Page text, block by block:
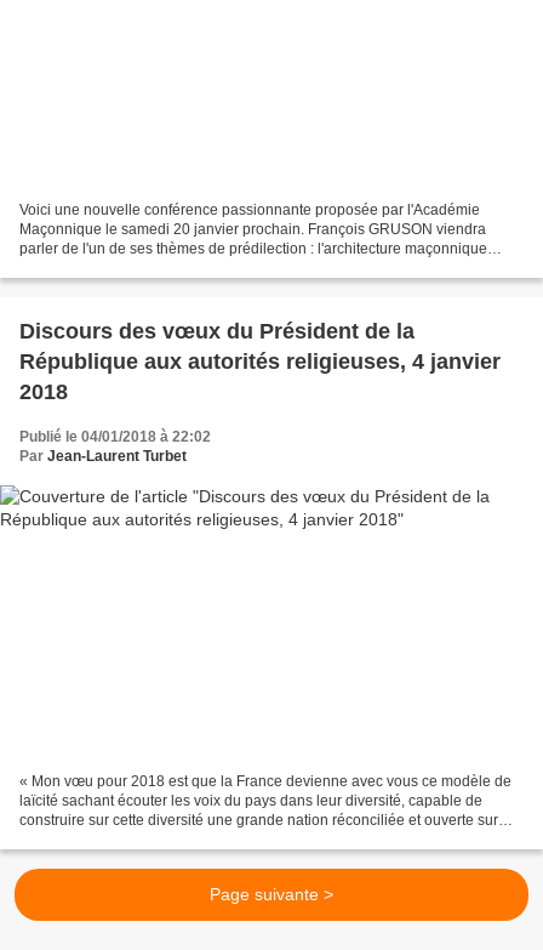
Voici une nouvelle conférence passionnante proposée par l'Académie
Maçonnique le samedi 20 janvier prochain. François GRUSON viendra
parler de l'un de ses thèmes de prédilection : l'architecture maçonnique
Discours des vœux du Président de la
République aux autorités religieuses, 4 janvier
2018
Publié le 04/01/2018 à 22:02
Par Jean-Laurent Turbet
« Mon vœu pour 2018 est que la France devienne avec vous ce modèle de
laïcité sachant écouter les voix du pays dans leur diversité, capable de
construire sur cette diversité une grande nation réconciliée et ouverte sur
Page suivante >